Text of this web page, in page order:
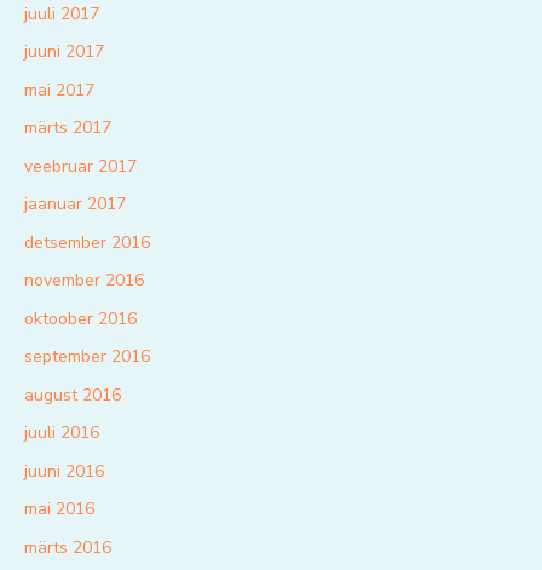
juuli 2017
juuni 2017
mai 2017
märts 2017
veebruar 2017
jaanuar 2017
detsember 2016
november 2016
oktoober 2016
september 2016
august 2016
juuli 2016
juuni 2016
mai 2016
märts 2016